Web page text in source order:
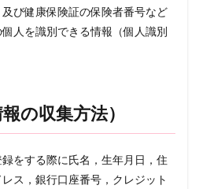
び健康保険証の保険者番号など
人を識別できる情報（個人識別
の収集方法）
をする際に氏名，生年月日，住
ス，銀行口座番号，クレジット